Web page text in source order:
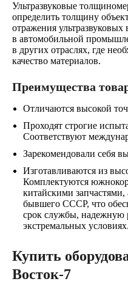
Ультразвуковые
определить толщину
отражения
в автомобильной
в других отраслях, где
качество материалов.
Преимущества
Отличаются высокой
Проходят строгие
Соответствуют
Зарекомендовали себя
Изготавливаются из
Комплектуются
китайскими запчастями,
бывшего СССР, что
срок службы, надежную
экстремальных условиях.
Купить
Восток-7